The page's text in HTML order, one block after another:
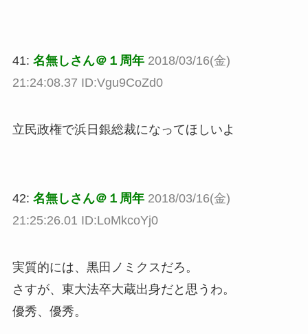
41: 名無しさん＠１周年 2018/03/16(金)
21:24:08.37 ID:Vgu9CoZd0
立民政権で浜日銀総裁になってほしいよ
42: 名無しさん＠１周年 2018/03/16(金)
21:25:26.01 ID:LoMkcoYj0
実質的には、黒田ノミクスだろ。
さすが、東大法卒大蔵出身だと思うわ。
優秀、優秀。